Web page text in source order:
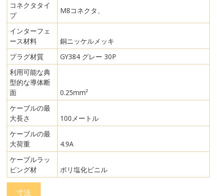
コネクタタイ
プ
M8コネクタ、
インターフェ
ース材料
銅ニッケルメッキ
プラグ材質
GY384 グレー 30P
利用可能な典
型的な導体断
面
0.25mm²
ケーブルの最
大長さ
100メートル
ケーブルの最
大荷重
4.9A
ケーブルラッ
ピング材
ポリ塩化ビニル
寸法